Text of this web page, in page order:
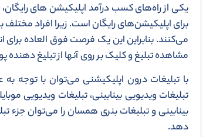
یکی از راه‌های کسب درآمد اپلیکیشن های رایگان،
برای اپلیکیشن‌های رایگان است. زیرا افراد
می‌کنند. بنابراین این یک فرصت فوق العاده
مشاهده تبلیغ و کلیک بر روی آنها از تبلیغ دهنده
با تبلیغات درون اپلیکیشنی می‌توان با توجه
تبلیغات ویدیویی بینابینی، تبلیغات ویدیویی
بینابینی و تبلیغات بنری همسان را می‌توان
دهد.